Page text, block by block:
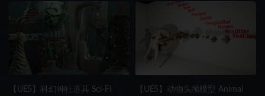
【UE5】科幻神社道具 Sci-Fi
【UE5】动物头颅模型 Animal